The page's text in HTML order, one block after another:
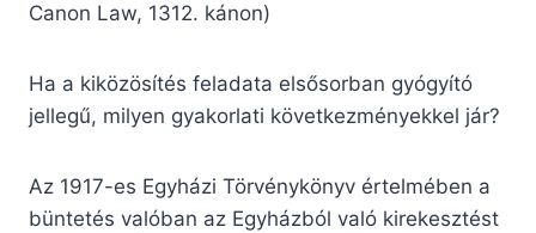
Canon Law, 1312. kánon)
Ha a kiközösítés feladata elsősorban gyógyító
jellegű, milyen gyakorlati következményekkel jár?
Az 1917-es Egyházi Törvénykönyv értelmében a
büntetés valóban az Egyházból való kirekesztést